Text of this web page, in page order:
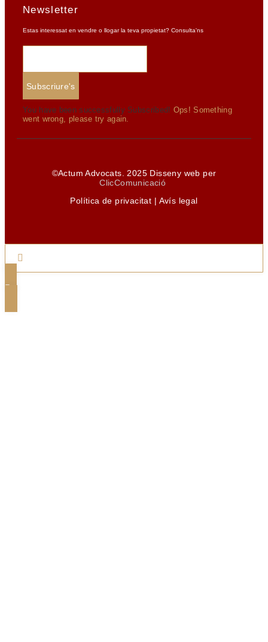
Newsletter
Estas interessat en vendre o llogar la teva propietat? Consulta'ns
Subscriure's
You have been successfully Subscribed! Ops! Something
went wrong, please try again.
©Actum Advocats. 2025 Disseny web per
ClicComunicació
Política de privacitat | Avís legal